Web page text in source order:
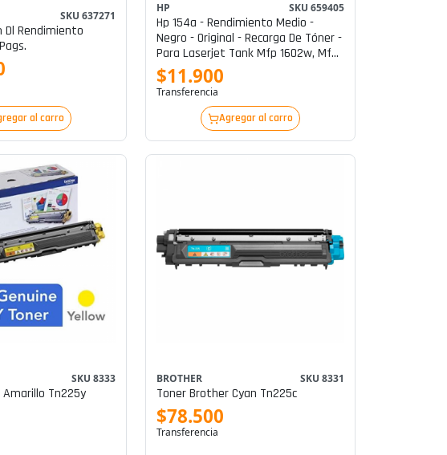
SKU 637271
Dl Rendimiento
al carro
HP SKU 659405
Hp 154a - Rendimiento Medio -
Negro - Original - Recarga De Tóner -
Para Laserjet Tank Mfp 1602w, Mfp
1604w, Mfp 2602dn, Mfp 2604sdw,
Mfp 2606dn, Mfp 2606sdw
$11.900
Transferencia
Agregar al carro
SKU 8333
Tn225y
BROTHER SKU 8331
Toner Brother Cyan Tn225c
$78.500
Transferencia